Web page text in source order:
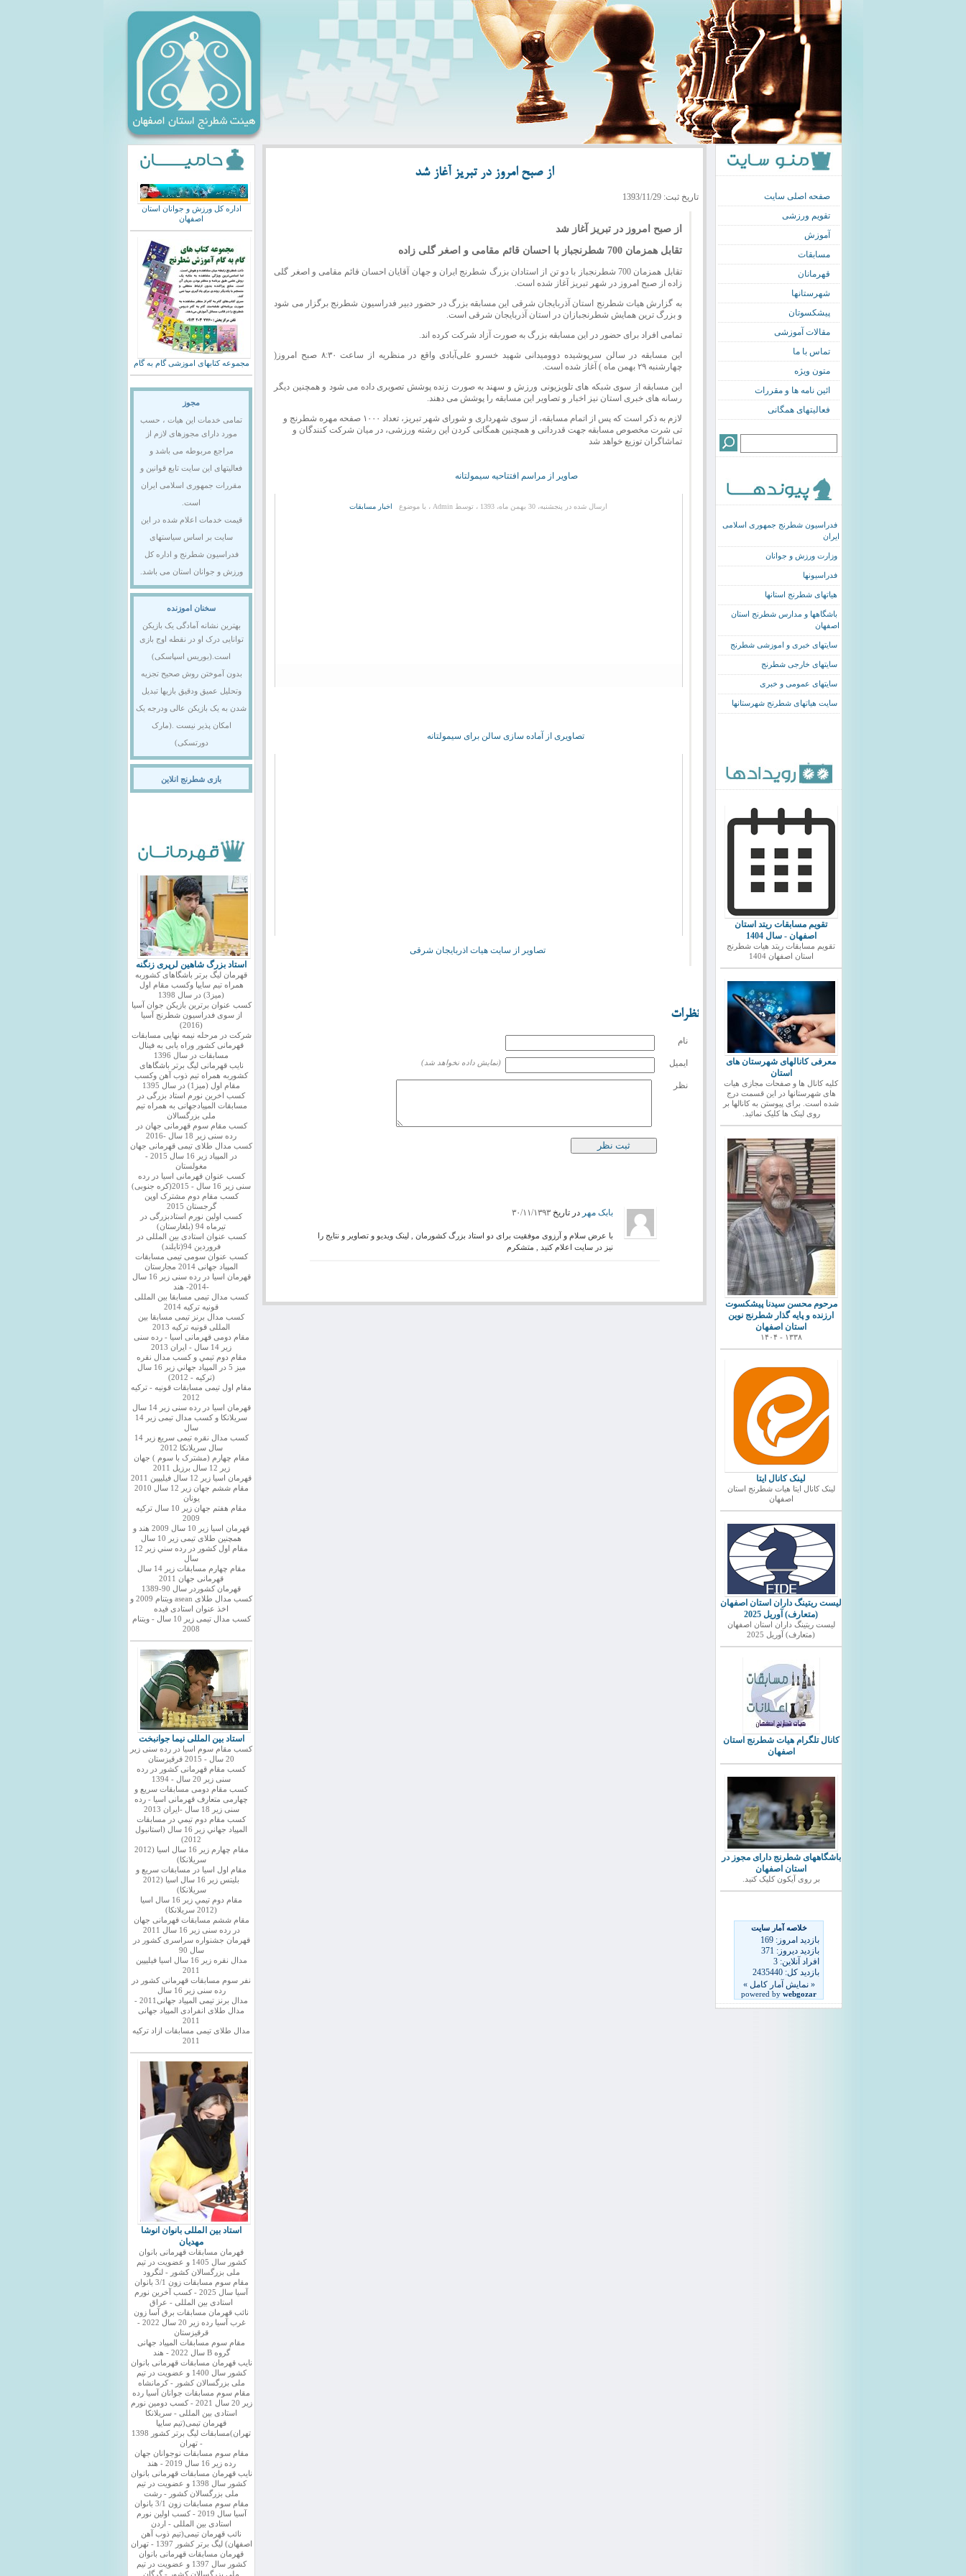
صفحه اصلی سایت
تقویم ورزشی
آموزش
مسابقات
قهرمانان
شهرستانها
پیشکسوتان
مقالات آموزشی
تماس با ما
متون ویژه
ائین نامه ها و مقررات
فعالیتهای همگانی
فدراسیون شطرنج جمهوری اسلامی
ایران
وزارت ورزش و جوانان
فدراسیونها
هیاتهای شطرنج استانها
باشگاهها و مدارس شطرنج استان
اصفهان
سایتهای خبری و اموزشی شطرنج
سایتهای خارجی شطرنج
سایتهای عمومی و خبری
سایت هیاتهای شطرنج شهرستانها
تقویم مسابقات ریتد استان
اصفهان - سال 1404
تقویم مسابقات ریتد هیات شطرنج
استان اصفهان 1404
معرفی کانالهای شهرستان های
استان
کلیه کانال ها و صفحات مجازی هیات
های شهرستانها در این قسمت درج
شده است. برای پیوستن به کانالها بر
روی لینک ها کلیک نمائید.
مرحوم محسن سیدنا پیشکسوت
ارزنده و پایه گذار شطرنج نوین
استان اصفهان
۱۳۳۸ - ۱۴۰۴
لینک کانال ایتا
لینک کانال ایتا هیات شطرنج استان
اصفهان
ليست ريتينگ داران استان اصفهان
(متعارف) آوریل 2025
ليست ريتينگ داران استان اصفهان
(متعارف) آوریل 2025
کانال تلگرام هیات شطرنج استان
اصفهان
باشگاههای شطرنج دارای مجوز در
استان اصفهان
بر روی آیکون کلیک کنید.
از صبح امروز در تبریز آغاز شد
تاریخ ثبت: 1393/11/29
از صبح امروز در تبریز آغاز شد
تقابل همزمان 700 شطرنجباز با احسان قائم مقامی و اصغر گلی زاده
تقابل همزمان 700 شطرنجباز با دو تن از استادان بزرگ شطرنج ایران و جهان آقایان احسان قائم مقامی و اصغر گلی
زاده از صبح امروز در شهر تبریز آغاز شده است.
به گزارش هیات شطرنج استان آذربایجان شرقی این مسابقه بزرگ در حضور دبیر فدراسیون شطرنج برگزار می شود
و بزرگ ترین همایش شطرنجبازان در استان آذربایجان شرقی است.
تمامی افراد برای حضور در این مسابقه بزرگ به صورت آزاد شرکت کرده اند.
این مسابقه در سالن سرپوشیده دوومیدانی شهید خسرو علی‌آبادی واقع در منظریه از ساعت ۸:۳۰ صبح امروز(
چهارشنبه ۲۹ بهمن ماه ) آغاز شده است.
این مسابقه از سوی شبکه های تلویزیونی ورزش و سهند به صورت زنده پوشش تصویری داده می شود و همچنین دیگر
رسانه های خبری استان نیز اخبار و تصاویر این مسابقه را پوشش می دهند
لازم به ذکر است که پس از اتمام مسابقه، از سوی شهرداری و شورای شهر تبریز، تعداد ۱۰۰۰ صفحه مهره شطرنج و
تی شرت مخصوص مسابقه جهت قدردانی و همچنین همگانی کردن این رشته ورزشی، در میان شرکت کنندگان و
تماشاگران توزیع خواهد شد
صاویر از مراسم افتتاحیه سیمولتانه
ارسال شده در پنجشنبه، 30 بهمن ماه، 1393 ، توسط Admin ، با موضوع اخبار مسابقات
تصاویری از آماده سازی سالن برای سیمولتانه
تصاویر از سایت هیات اذربایجان شرقی
نظرات
نام
ایمیل (نمایش داده نخواهد شد)
نظر
بابک مهر در تاریخ۳۰/۱۱/۱۳۹۳
با عرض سلام و آرزوی موفقیت برای دو استاد بزرگ کشورمان , لینک ویدیو و تصاویر و نتایج را
نیز در سایت اعلام کنید , متشکرم
اداره کل ورزش و جوانان استان
اصفهان
مجموعه کتابهای اموزشی گام به گام
مجوز
تمامی خدمات این هیات ، حسب
مورد دارای مجوزهای لازم از
مراجع مربوطه می باشد و
فعالیتهای این سایت تابع قوانین و
مقررات جمهوری اسلامی ایران
است.
قیمت خدمات اعلام شده در این
سایت بر اساس سیاستهای
فدراسیون شطرنج و اداره کل
ورزش و جوانان استان می باشد.
سخنان اموزنده
بهترین نشانه آمادگی یک بازیکن
توانایی درک او در نقطه اوج بازی
است.(بوریس اسپاسکی)
بدون آموختن روش صحیح تجزیه
وتحلیل عمیق ودقیق بازیها تبدیل
شدن به یک بازیکن عالی ودرجه یک
امکان پذیر نیست .(مارک
دورتسکی)
بازی شطرنج انلاین
استاد بزرگ شاهین لرپری زنگنه
قهرمان لیگ برتر باشگاهای کشوربه
همراه تیم سایپا وکسب مقام اول
(میز3) در سال 1398
کسب عنوان برترین بازیکن جوان آسیا
از سوی فدراسیون شطرنج آسیا
(2016)
شرکت در مرحله نیمه نهایی مسابقات
قهرمانی کشور وراه یابی به فینال
مسابقات در سال 1396
نایب قهرمانی لیگ برتر باشگاهای
کشوربه همراه تیم ذوب آهن وکسب
مقام اول (میز1) در سال 1395
کسب اخرین نورم استاد بزرگی در
مسابقات المپیادجهانی به همراه تیم
ملی بزرگسالان
کسب مقام سوم قهرمانی جهان در
رده سنی زیر 18 سال -2016
کسب مدال طلای تیمی قهرمانی جهان
در المپیاد زیر 16 سال 2015 -
مغولستان
کسب عنوان قهرمانی اسیا در رده
سنی زیر 16 سال - 2015(کره جنوبی)
کسب مقام دوم مشترک اوپن
گرجستان 2015
کسب اولین نورم استادبزرگی در
تیرماه 94 (بلغارستان)
کسب عنوان استادی بین المللی در
فروردین 94(تایلند)
کسب عنوان سومی تیمی مسابقات
المپیاد جهانی 2014 مجارستان
قهرمان اسیا در رده سنی زیر 16 سال
-2014- هند
کسب مدال تیمی مسابقا بین المللی
قونیه ترکیه 2014
کسب مدال برنز تیمی مسابقا بین
المللی قونیه ترکیه 2013
مقام دومی قهرمانی اسیا - رده سنی
زیر 14 سال - ایران 2013
مقام دوم تيمي و كسب مدال نقره
ميز 5 در المپياد جهاني زير 16 سال
(تركيه - 2012)
مقام اول تیمی مسابقات قونیه - ترکیه
2012
قهرمان اسیا در رده سنی زیر 14 سال
سريلانكا و کسب مدال تیمی زیر 14
سال
کسب مدال نقره تیمی سریع زیر 14
سال سریلانکا 2012
مقام چهارم (مشترک با سوم ) جهان
زیر 12 سال برزیل 2011
قهرمان اسيا زير 12 سال فیلیپین 2011
مقام ششم جهان زیر 12 سال 2010
یونان
مقام هفتم جهان زیر 10 سال ترکیه
2009
قهرمان اسيا زیر 10 سال 2009 هند و
همچنین طلای تیمی زیر 10 سال
مقام اول كشور در رده سني زير 12
سال
مقام چهارم مسابقات زیر 14 سال
قهرمانی جهان 2011
قهرمان کشوردر سال 90-1389
کسب مدال طلای asean ویتنام 2009 و
اخذ عنوان استادی فیده
کسب مدال تیمی زیر 10 سال - ویتنام
2008
استاد بین المللی نیما جوانبخت
کسب مقام سوم اسیا در رده سنی زیر
20 سال - 2015 قرقیزستان
کسب مقام قهرمانی کشور در رده
سنی زیر 20 سال - 1394
کسب مقام دومی مسابقات سریع و
چهارمی متعارف قهرمانی اسیا - رده
سنی زیر 18 سال -ایران 2013
كسب مقام دوم تيمي در مسابقات
المپياد جهاني زير 16 سال (استانبول
2012)
مقام چهارم زير 16 سال اسيا (2012
سريلانكا)
مقام اول اسيا در مسابقات سريع و
بليتس زير 16 سال اسيا (2012
سريلانكا)
مقام دوم تيمي زير 16 سال اسيا
(2012 سريلانكا)
مقام ششم مسابقات قهرمانی جهان
در رده سنی زیر 16 سال 2011
قهرمان جشنواره سراسری کشور در
سال 90
مدال نقره زیر 16 سال اسیا فیلیپین
2011
نفر سوم مسابقات قهرمانی کشور در
رده سنی زیر 16 سال
مدال برنز تیمی المپیاد جهانی2011 -
مدال طلای انفرادی المپیاد جهانی
2011
مدال طلای تیمی مسابقات ازاد ترکیه
2011
استاد بین المللی بانوان انوشا
مهدیان
قهرمان مسابقات قهرمانی بانوان
کشور سال 1405 و عضویت در تیم
ملی بزرگسالان کشور - لنگرود
مقام سوم مسابقات زون 3/1 بانوان
آسیا سال 2025 - کسب آخرین نورم
استادی بین المللی - عراق
نائب قهرمان مسابقات برق آسا زون
غرب آسیا رده زیر 20 سال 2022 -
قرقیزستان
مقام سوم مسابقات المپیاد جهانی
گروه B سال 2022 - هند
نایب قهرمان مسابقات قهرمانی بانوان
کشور سال 1400 و عضویت در تیم
ملی بزرگسالان کشور - کرمانشاه
مقام سوم مسابقات جوانان آسیا رده
زیر 20 سال 2021 - کسب دومین نورم
استادی بین المللی - سریلانکا
قهرمان تیمی(تیم سایپا
تهران)مسابقات لیگ برتر کشور 1398
- تهران
مقام سوم مسابقات نوجوانان جهان
رده زیر 16 سال 2019 - هند
نایب قهرمان مسابقات قهرمانی بانوان
کشور سال 1398 و عضویت در تیم
ملی بزرگسالان کشور - رشت
مقام سوم مسابقات زون 3/1 بانوان
آسیا سال 2019 - کسب اولین نورم
استادی بین المللی - اردن
نائب قهرمان تیمی(تیم ذوب آهن
اصفهان) لیگ برتر کشور 1397 - تهران
قهرمان مسابقات قهرمانی بانوان
کشور سال 1397 و عضویت در تیم
ملی بزرگسالان کشور - گرگان